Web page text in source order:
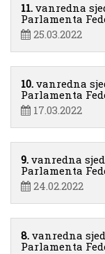
11. vanredna
Parlamenta
25.03.2022
10. vanredna
Parlamenta
17.03.2022
9. vanredna
Parlamenta
24.02.2022
8. vanredna
Parlamenta